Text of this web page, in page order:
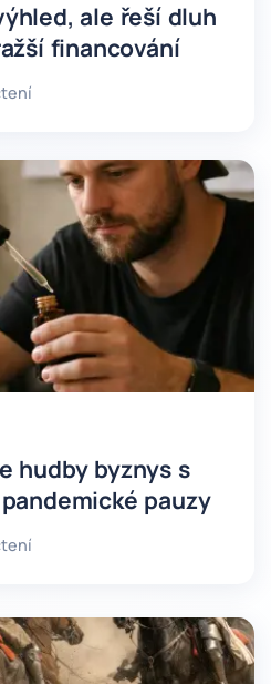
ale řeší dluh
financování
hudby byznys s
pauzy